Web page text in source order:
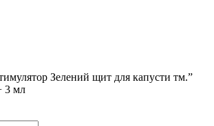
Зелений щит для капусти тм.”
3 мл